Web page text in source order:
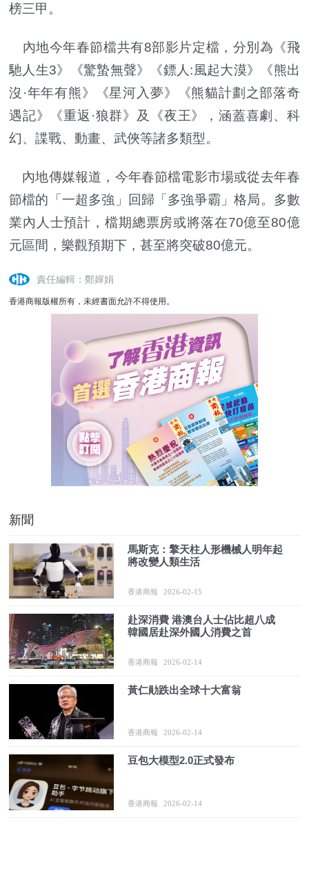
榜三甲。
內地今年春節檔共有8部影片定檔，分別為《飛
馳人生3》《驚蟄無聲》《鏢人:風起大漠》《熊出
沒·年年有熊》《星河入夢》《熊貓計劃之部落奇
遇記》《重返·狼群》及《夜王》，涵蓋喜劇、科
幻、諜戰、動畫、武俠等諸多類型。
內地傳媒報道，今年春節檔電影市場或從去年春
節檔的「一超多強」回歸「多強爭霸」格局。多數
業內人士預計，檔期總票房或將落在70億至80億
元區間，樂觀預期下，甚至將突破80億元。
責任編輯：鄭嬋娟
香港商報版權所有，未經書面允許不得使用。
新聞
馬斯克：擎天柱人形機械人明年起
將改變人類生活
香港商報 2026-02-15
赴深消費 港澳台人士佔比超八成
韓國居赴深外國人消費之首
香港商報 2026-02-14
黃仁勛跌出全球十大富翁
香港商報 2026-02-14
豆包大模型2.0正式發布
香港商報 2026-02-14